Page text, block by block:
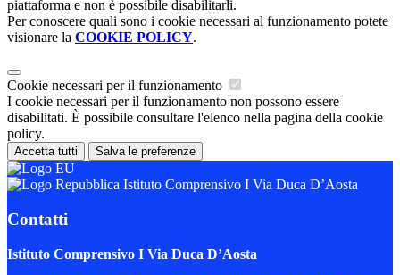
piattaforma e non è possibile disabilitarli.
Per conoscere quali sono i cookie necessari al funzionamento potete
visionare la COOKIE POLICY.
Cookie necessari per il funzionamento
I cookie necessari per il funzionamento non possono essere
disabilitati. È possibile consultare l'elenco nella pagina della cookie
policy.
Accetta tutti Salva le preferenze
Istituto Comprensivo I Via Duca D’Aosta
Contatti
Istituto Comprensivo I Via Duca D’Aosta